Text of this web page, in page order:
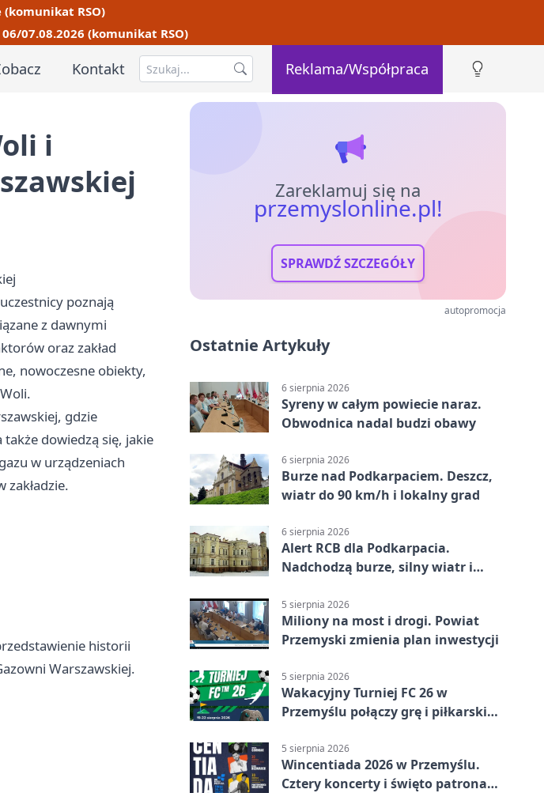
(komunikat RSO)
06/07.08.2026 (komunikat RSO)
Kontakt Reklama/Współpraca
i
poznają
z dawnymi
oraz zakład
nowoczesne obiekty,
gdzie
dowiedzą się, jakie
w urządzeniach
historii
Warszawskiej.
Zareklamuj się na
przemyslonline.pl!
SPRAWDŹ SZCZEGÓŁY
autopromocja
Ostatnie Artykuły
6 sierpnia 2026
Syreny w całym powiecie naraz.
Obwodnica nadal budzi obawy
6 sierpnia 2026
Burze nad Podkarpaciem. Deszcz,
wiatr do 90 km/h i lokalny grad
6 sierpnia 2026
Alert RCB dla Podkarpacia.
Nadchodzą burze, silny wiatr i
5 sierpnia 2026
Miliony na most i drogi. Powiat
Przemyski zmienia plan inwestycji
5 sierpnia 2026
Wakacyjny Turniej FC 26 w
Przemyślu połączy grę i piłkarski
5 sierpnia 2026
Wincentiada 2026 w Przemyślu.
Cztery koncerty i święto patrona